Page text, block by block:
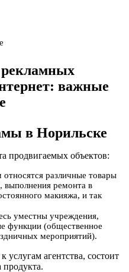
рекламных
важные
в Норильске
продвигаемых объектов:
различные товары
выполнения ремонта в
макияжа, и так
уместны учреждения,
функции (общественное
мероприятий).
услугам агентства, состоит